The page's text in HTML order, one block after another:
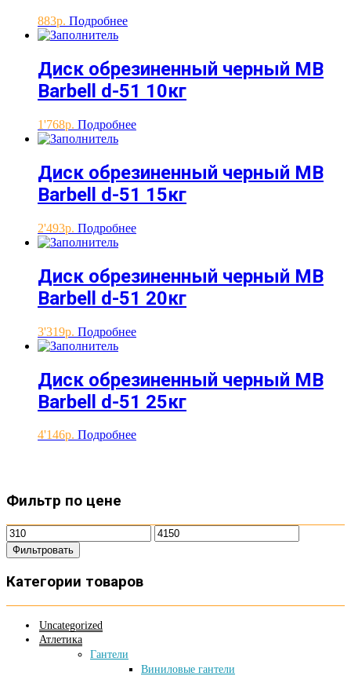
883 Подробнее
Диск обрезиненный черный MB
Barbell d-51 10кг
1'768 Подробнее
Диск обрезиненный черный MB
Barbell d-51 15кг
2'493 Подробнее
Диск обрезиненный черный MB
Barbell d-51 20кг
3'319 Подробнее
Диск обрезиненный черный MB
Barbell d-51 25кг
4'146 Подробнее
Фильтр по цене
Фильтровать
Категории товаров
Uncategorized
Атлетика
Гантели
Виниловые гантели